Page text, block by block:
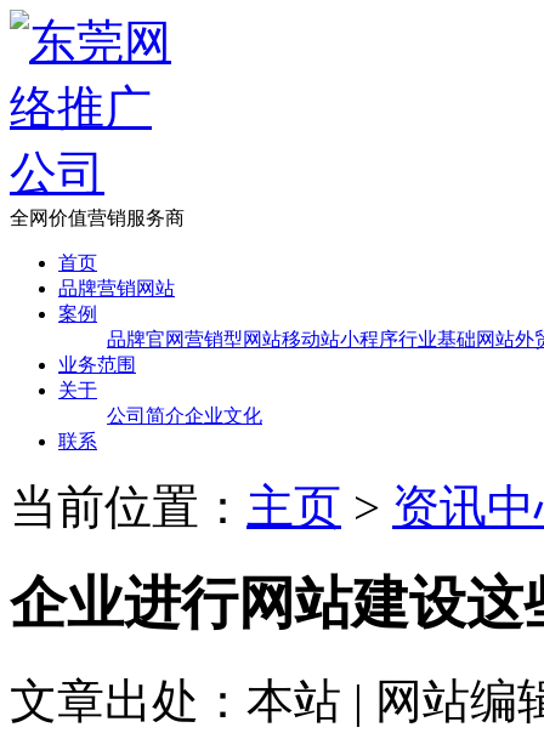
全网价值营销服务商
首页
品牌营销网站
案例
品牌官网营销型网站移动站小程序行业基础网站外
业务范围
关于
公司简介企业文化
联系
当前位置： 主页 > 资讯
企业进行网站建设
文章出处：本站 | 网站编